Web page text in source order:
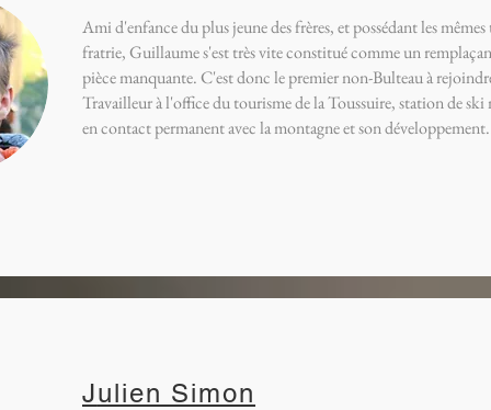
Ami d'enfance du plus jeune des frères, et possédant les
fratrie, Guillaume s'est très vite constitué comme un
pièce manquante. C'est donc le premier non-Bulteau à
Travailleur à l'office du tourisme de la Toussuire, station de
en contact permanent avec la montagne et son
Julien Simon